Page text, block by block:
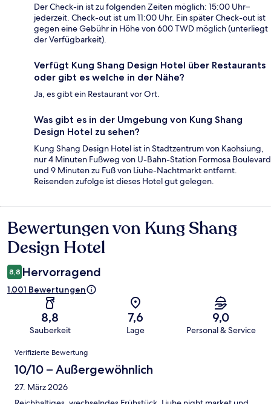
Der Check-in ist zu folgenden Zeiten möglich: 15:00 Uhr–
jederzeit. Check-out ist um 11:00 Uhr. Ein später Check-out ist
gegen eine Gebühr in Höhe von 600 TWD möglich (unterliegt
der Verfügbarkeit).
Verfügt Kung Shang Design Hotel über Restaurants
oder gibt es welche in der Nähe?
Ja, es gibt ein Restaurant vor Ort.
Was gibt es in der Umgebung von Kung Shang
Design Hotel zu sehen?
Kung Shang Design Hotel ist in Stadtzentrum von Kaohsiung,
nur 4 Minuten Fußweg von U-Bahn-Station Formosa Boulevard
und 9 Minuten zu Fuß von Liuhe-Nachtmarkt entfernt.
Reisenden zufolge ist dieses Hotel gut gelegen.
Bewertungen
Bewertungen von Kung Shang
Design Hotel
8,8 Hervorragend
1.001 Bewertungen
8,8
Sauberkeit
7,6
Lage
9,0
Personal & Service
Bewertungen
Verifizierte Bewertung
10/10 – Außergewöhnlich
27. März 2026